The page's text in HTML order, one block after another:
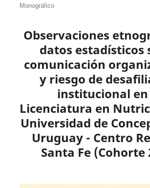
Monográfico
Observaciones
datos estadísticos
comunicación
y riesgo de
institucional en
Licenciatura en
Universidad de
Uruguay - Centro
Santa Fe (Cohorte